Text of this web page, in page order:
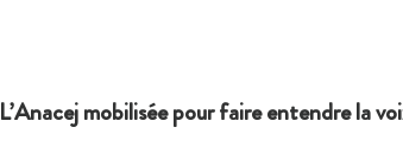
L’Anacej mobilisée pour faire entendre la